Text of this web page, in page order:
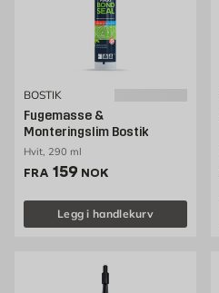
BOSTIK
Fugemasse &
Monteringslim Bostik
Hvit, 290 ml
FRA Pris 159 NOK /stk
159 NOK
Legg i handlekurv